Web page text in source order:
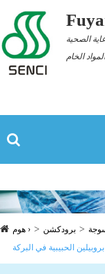
الخام
هوم › برودكشن
الحبيبية في البركة